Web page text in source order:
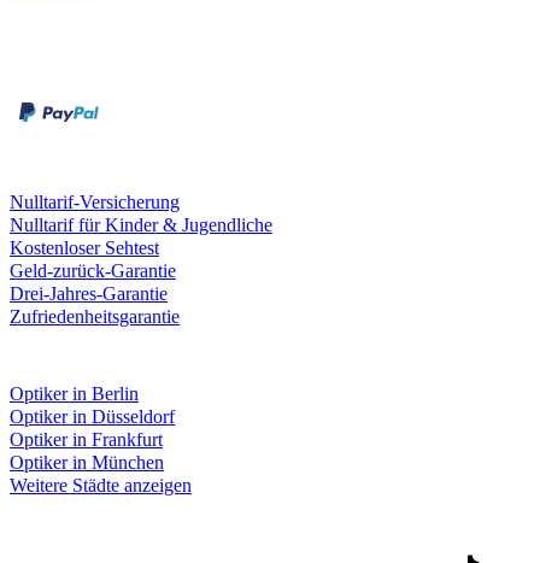
Nulltarif-Versicherung
Nulltarif für Kinder & Jugendliche
Kostenloser Sehtest
Geld-zurück-Garantie
Drei-Jahres-Garantie
Zufriedenheitsgarantie
Optiker in Berlin
Optiker in Düsseldorf
Optiker in Frankfurt
Optiker in München
Weitere Städte anzeigen